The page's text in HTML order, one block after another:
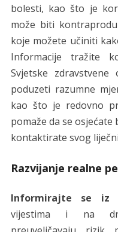
bolesti, kao što je
može biti
koje možete učiniti
Informacije tražite
Svjetske zdravstvene
poduzeti razumne
kao što je redovno
pomaže da se osjećate
kontaktirate svog
Razvijanje realne
Informirajte se iz
vijestima i na